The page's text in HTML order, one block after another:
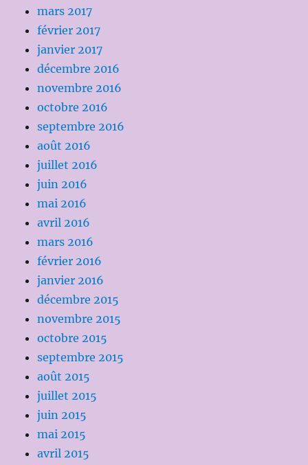
mars 2017
février 2017
janvier 2017
décembre 2016
novembre 2016
octobre 2016
septembre 2016
août 2016
juillet 2016
juin 2016
mai 2016
avril 2016
mars 2016
février 2016
janvier 2016
décembre 2015
novembre 2015
octobre 2015
septembre 2015
août 2015
juillet 2015
juin 2015
mai 2015
avril 2015